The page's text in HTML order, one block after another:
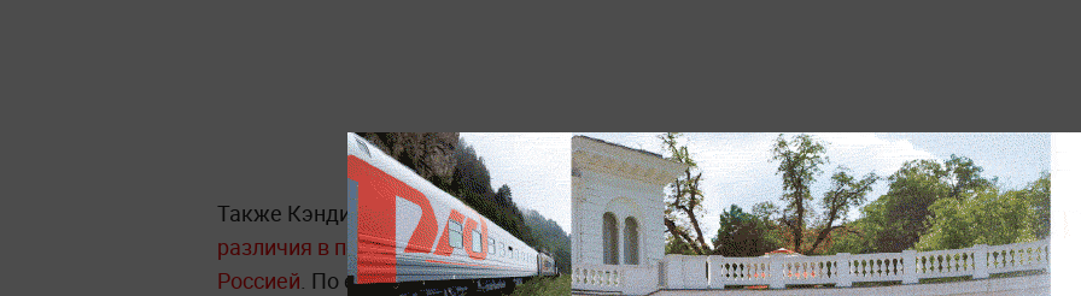
Также Кэндис Оуэнс, выступая на ПМЭФ,отметила существенные
различия в подходах к поддержке многодетных семей между США и
Россией. По её словам, в нашей стране наблюдается более активная